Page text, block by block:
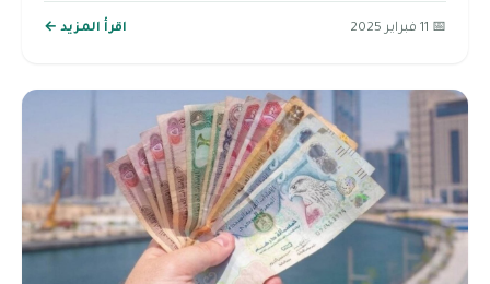
📅 11 فبراير 2025 اقرأ المزيد ←